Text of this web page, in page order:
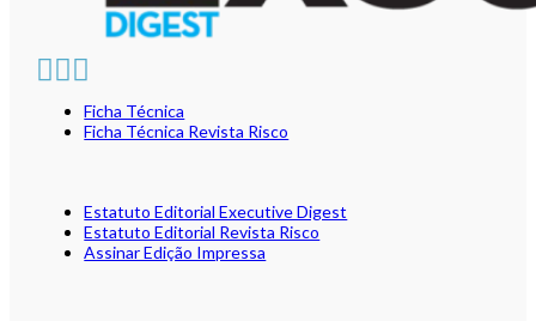
Ficha Técnica
Ficha Técnica Revista Risco
Estatuto Editorial Executive Digest
Estatuto Editorial Revista Risco
Assinar Edição Impressa